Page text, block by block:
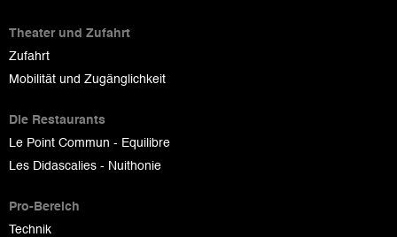
Theater und Zufahrt
Zufahrt
Mobilität und Zugänglichkeit
Die Restaurants
Le Point Commun - Equilibre
Les Didascalies - Nuithonie
Pro-Bereich
Technik